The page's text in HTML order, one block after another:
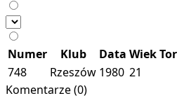
Numer Klub Data WiekTor
748
Rzeszów 1980 21
Komentarze (0)